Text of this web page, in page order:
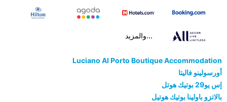
...والمزيد
Luciano Al Porto Boutique Accommodation
أورسولينو فاليتا
إس يو29 بوتيك هوتل
بالاتزو باولينا بوتيك هوتيل